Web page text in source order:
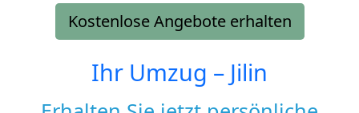
Kostenlose Angebote erhalten
Ihr Umzug – Jilin